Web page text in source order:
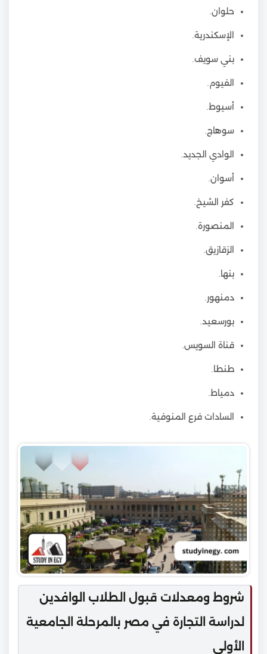
حلوان.
الإسكندرية.
بني سويف.
الفيوم.
أسيوط.
سوهاج.
الوادي الجديد.
أسوان.
كفر الشيخ.
المنصورة.
الزقازيق.
بنها.
دمنهور.
بورسعيد.
قناة السويس.
طنطا.
دمياط.
السادات فرع المنوفية.
شروط ومعدلات قبول الطلاب الوافدين
لدراسة التجارة في مصر بالمرحلة الجامعية
الأولى